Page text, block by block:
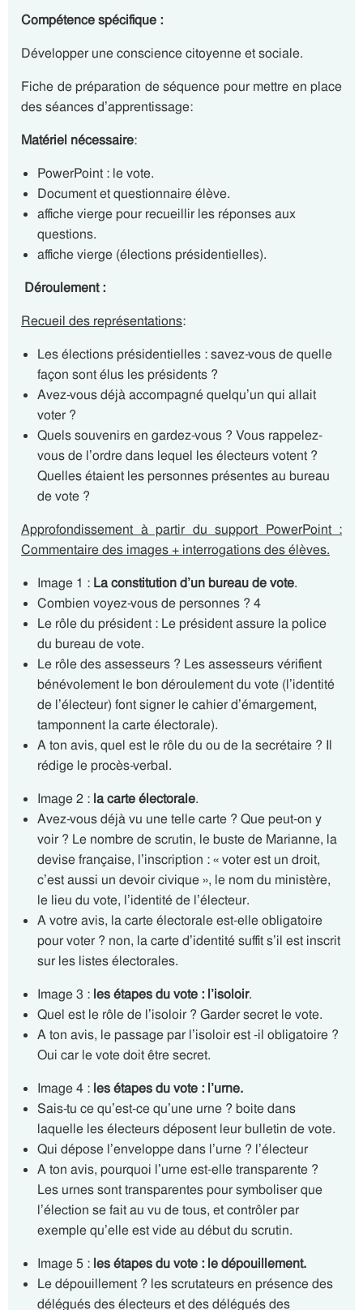
Compétence spécifique :
Développer une conscience citoyenne et sociale.
Fiche de préparation de séquence pour mettre en place
des séances d’apprentissage:
Matériel nécessaire:
PowerPoint : le vote.
Document et questionnaire élève.
affiche vierge pour recueillir les réponses aux
questions.
affiche vierge (élections présidentielles).
Déroulement :
Recueil des représentations:
Les élections présidentielles : savez-vous de quelle
façon sont élus les présidents ?
Avez-vous déjà accompagné quelqu’un qui allait
voter ?
Quels souvenirs en gardez-vous ? Vous rappelez-
vous de l’ordre dans lequel les électeurs votent ?
Quelles étaient les personnes présentes au bureau
de vote ?
Approfondissement à partir du support PowerPoint :
Commentaire des images + interrogations des élèves.
Image 1 : La constitution d’un bureau de vote.
Combien voyez-vous de personnes ? 4
Le rôle du président : Le président assure la police
du bureau de vote.
Le rôle des assesseurs ? Les assesseurs vérifient
bénévolement le bon déroulement du vote (l’identité
de l’électeur) font signer le cahier d’émargement,
tamponnent la carte électorale).
A ton avis, quel est le rôle du ou de la secrétaire ? Il
rédige le procès-verbal.
Image 2 : la carte électorale.
Avez-vous déjà vu une telle carte ? Que peut-on y
voir ? Le nombre de scrutin, le buste de Marianne, la
devise française, l’inscription : « voter est un droit,
c’est aussi un devoir civique », le nom du ministère,
le lieu du vote, l’identité de l’électeur.
A votre avis, la carte électorale est-elle obligatoire
pour voter ? non, la carte d’identité suffit s’il est inscrit
sur les listes électorales.
Image 3 : les étapes du vote : l’isoloir.
Quel est le rôle de l’isoloir ? Garder secret le vote.
A ton avis, le passage par l’isoloir est -il obligatoire ?
Oui car le vote doit être secret.
Image 4 : les étapes du vote : l’urne.
Sais-tu ce qu’est-ce qu’une urne ? boite dans
laquelle les électeurs déposent leur bulletin de vote.
Qui dépose l’enveloppe dans l’urne ? l’électeur
A ton avis, pourquoi l’urne est-elle transparente ?
Les urnes sont transparentes pour symboliser que
l’élection se fait au vu de tous, et contrôler par
exemple qu’elle est vide au début du scrutin.
Image 5 : les étapes du vote : le dépouillement.
Le dépouillement ? les scrutateurs en présence des
délégués des électeurs et des délégués des